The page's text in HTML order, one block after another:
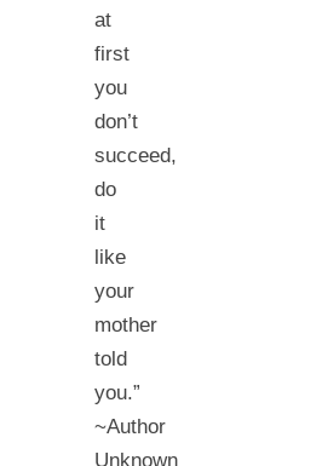
at
first
you
don’t
succeed,
do
it
like
your
mother
told
you.”
~Author
Unknown